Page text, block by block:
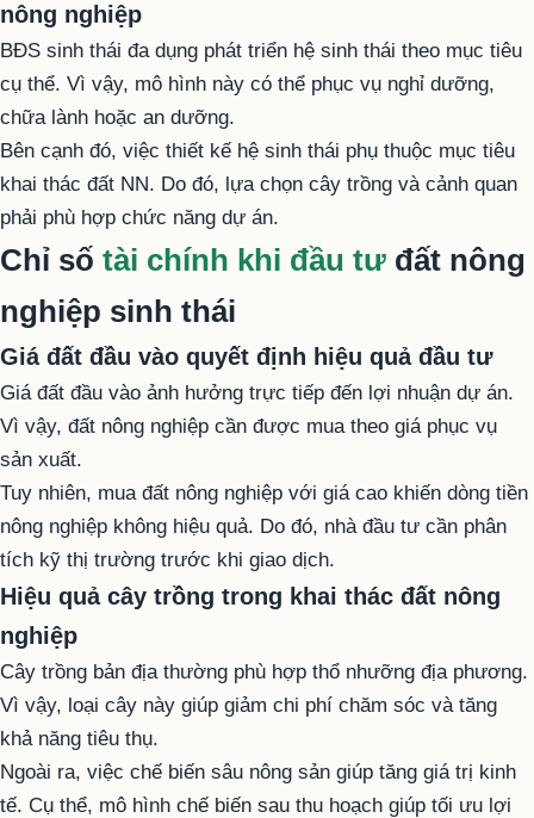
nông nghiệp
BĐS sinh thái đa dụng phát triển hệ sinh thái theo mục tiêu
cụ thể. Vì vậy, mô hình này có thể phục vụ nghỉ dưỡng,
chữa lành hoặc an dưỡng.
Bên cạnh đó, việc thiết kế hệ sinh thái phụ thuộc mục tiêu
khai thác đất NN. Do đó, lựa chọn cây trồng và cảnh quan
phải phù hợp chức năng dự án.
Chỉ số tài chính khi đầu tư đất nông
nghiệp sinh thái
Giá đất đầu vào quyết định hiệu quả đầu tư
Giá đất đầu vào ảnh hưởng trực tiếp đến lợi nhuận dự án.
Vì vậy, đất nông nghiệp cần được mua theo giá phục vụ
sản xuất.
Tuy nhiên, mua đất nông nghiệp với giá cao khiến dòng tiền
nông nghiệp không hiệu quả. Do đó, nhà đầu tư cần phân
tích kỹ thị trường trước khi giao dịch.
Hiệu quả cây trồng trong khai thác đất nông
nghiệp
Cây trồng bản địa thường phù hợp thổ nhưỡng địa phương.
Vì vậy, loại cây này giúp giảm chi phí chăm sóc và tăng
khả năng tiêu thụ.
Ngoài ra, việc chế biến sâu nông sản giúp tăng giá trị kinh
tế. Cụ thể, mô hình chế biến sau thu hoạch giúp tối ưu lợi